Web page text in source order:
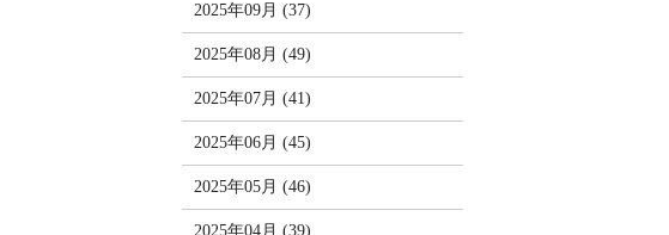
2025年09月 (37)
2025年08月 (49)
2025年07月 (41)
2025年06月 (45)
2025年05月 (46)
2025年04月 (39)